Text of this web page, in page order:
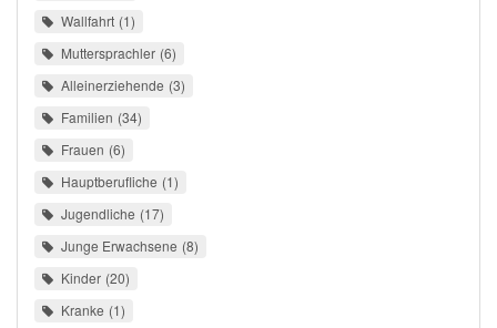
Wallfahrt 1
Muttersprachler 6
Alleinerziehende 3
Familien 34
Frauen 6
Hauptberufliche 1
Jugendliche 17
Junge Erwachsene 8
Kinder 20
Kranke 1